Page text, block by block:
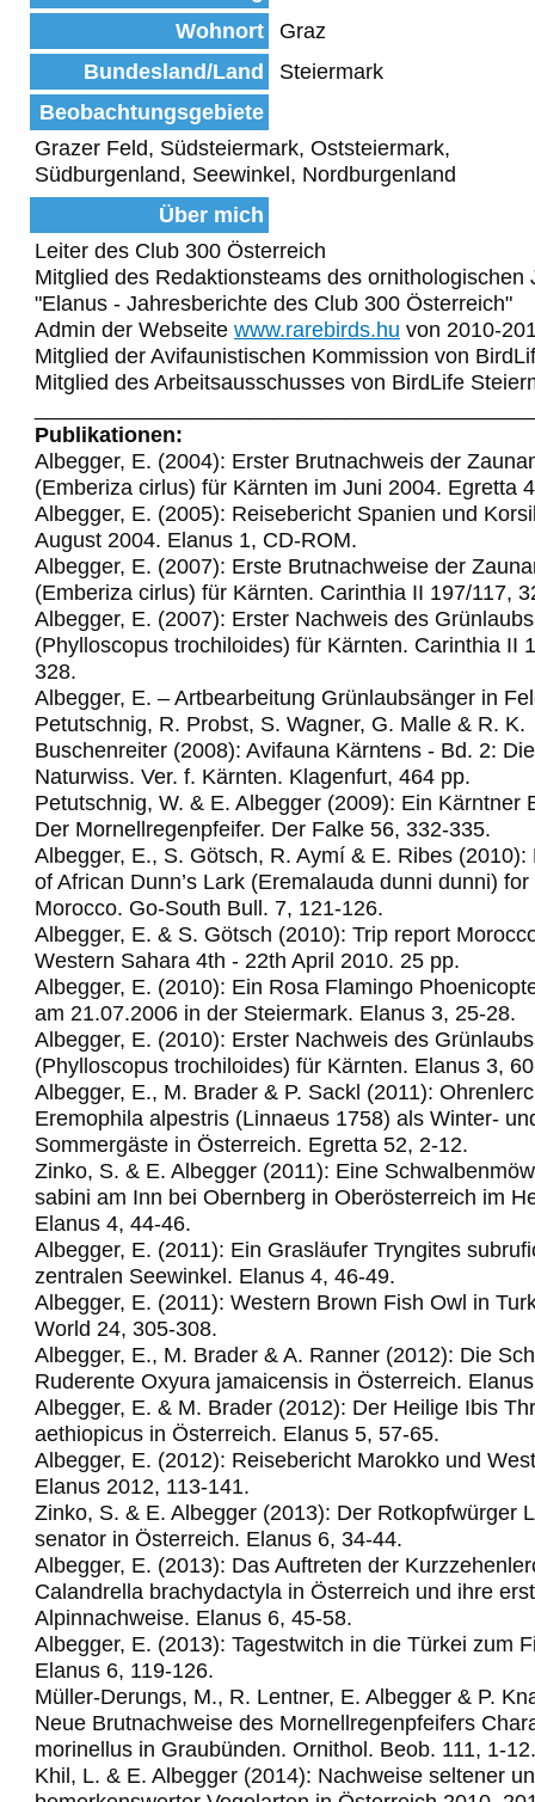
Wohnort
Graz
Bundesland/Land
Steiermark
Beobachtungsgebiete
Grazer Feld, Südsteiermark, Oststeiermark,
Südburgenland, Seewinkel, Nordburgenland
Über mich
Leiter des Club 300 Österreich
Mitglied des Redaktionsteams des ornithologischen
"Elanus - Jahresberichte des Club 300 Österreich"
Admin der Webseite www.rarebirds.hu von 2010-
Mitglied der Avifaunistischen Kommission von
Mitglied des Arbeitsausschusses von BirdLife
Publikationen:
Albegger, E. (2004): Erster Brutnachweis der
(Emberiza cirlus) für Kärnten im Juni 2004. Egretta
Albegger, E. (2005): Reisebericht Spanien und
August 2004. Elanus 1, CD-ROM.
Albegger, E. (2007): Erste Brutnachweise der
(Emberiza cirlus) für Kärnten. Carinthia II 197/117,
Albegger, E. (2007): Erster Nachweis des
(Phylloscopus trochiloides) für Kärnten. Carinthia II
328.
Albegger, E. – Artbearbeitung Grünlaubsänger in
Petutschnig, R. Probst, S. Wagner, G. Malle & R. K.
Buschenreiter (2008): Avifauna Kärntens - Bd. 2:
Naturwiss. Ver. f. Kärnten. Klagenfurt, 464 pp.
Petutschnig, W. & E. Albegger (2009): Ein Kärntner
Der Mornellregenpfeifer. Der Falke 56, 332-335.
Albegger, E., S. Götsch, R. Aymí & E. Ribes (2010):
of African Dunn’s Lark (Eremalauda dunni dunni) for
Morocco. Go-South Bull. 7, 121-126.
Albegger, E. & S. Götsch (2010): Trip report
Western Sahara 4th - 22th April 2010. 25 pp.
Albegger, E. (2010): Ein Rosa Flamingo
am 21.07.2006 in der Steiermark. Elanus 3, 25-28.
Albegger, E. (2010): Erster Nachweis des
(Phylloscopus trochiloides) für Kärnten. Elanus 3,
Albegger, E., M. Brader & P. Sackl (2011):
Eremophila alpestris (Linnaeus 1758) als Winter-
Sommergäste in Österreich. Egretta 52, 2-12.
Zinko, S. & E. Albegger (2011): Eine
sabini am Inn bei Obernberg in Oberösterreich im
Elanus 4, 44-46.
Albegger, E. (2011): Ein Grasläufer Tryngites
zentralen Seewinkel. Elanus 4, 46-49.
Albegger, E. (2011): Western Brown Fish Owl in
World 24, 305-308.
Albegger, E., M. Brader & A. Ranner (2012): Die
Ruderente Oxyura jamaicensis in Österreich.
Albegger, E. & M. Brader (2012): Der Heilige Ibis
aethiopicus in Österreich. Elanus 5, 57-65.
Albegger, E. (2012): Reisebericht Marokko und
Elanus 2012, 113-141.
Zinko, S. & E. Albegger (2013): Der Rotkopfwürger
senator in Österreich. Elanus 6, 34-44.
Albegger, E. (2013): Das Auftreten der
Calandrella brachydactyla in Österreich und ihre
Alpinnachweise. Elanus 6, 45-58.
Albegger, E. (2013): Tagestwitch in die Türkei zum
Elanus 6, 119-126.
Müller-Derungs, M., R. Lentner, E. Albegger & P.
Neue Brutnachweise des Mornellregenpfeifers
morinellus in Graubünden. Ornithol. Beob. 111, 1-12.
Khil, L. & E. Albegger (2014): Nachweise seltener